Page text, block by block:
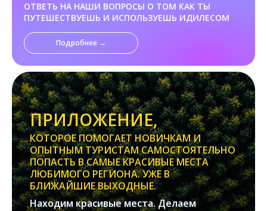
ОТВЕТЬ НА НАШИ ВОПРОСЫ О ТОМ КАК ТЫ
ПУТЕШЕСТВУЕШЬ И ИСПОЛЬЗУЕШЬ ИДИЛЕСОМ
Подробнее →
ПРИЛОЖЕНИЕ,
КОТОРОЕ ПОМОГАЕТ НОВИЧКАМ И
ОПЫТНЫМ ТУРИСТАМ САМОСТОЯТЕЛЬНО
ПОПАСТЬ В САМЫЕ КРАСИВЫЕ МЕСТА
ЛЮБИМОГО РЕГИОНА. УЖЕ В
БЛИЖАЙШИЕ ВЫХОДНЫЕ.
Находим красивые места. Делаем